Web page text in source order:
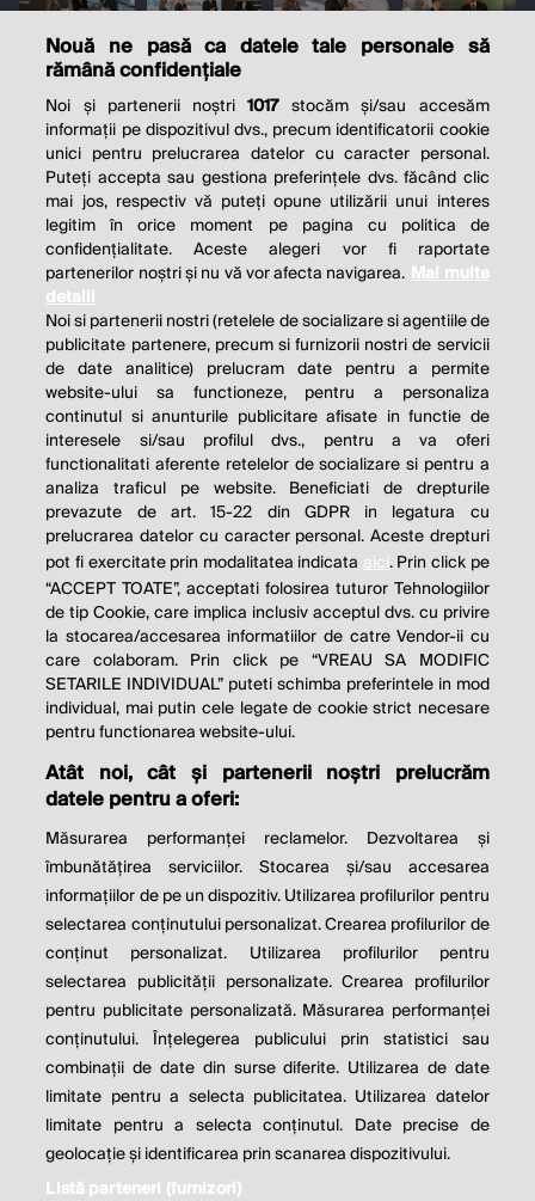
THE SOCIAL RESPONSIBILITY OF
BUSINESS IS TO INCREASE ITS
PROFITS.
Milton Friedman
© 2026 Profit.ro. Toate drepturile rezervate.
Dezvoltat de1616.ro
Contact Publicitate
Politica de cookie Politica de
confidențialitate
Setări cookies
este parte a
Nouă ne pasă ca datele tale personale să
rămână confidențiale
Noi și partenerii noștri1017 stocăm și/sau accesăm
informații pe dispozitivul dvs., precum identificatorii cookie
unici pentru prelucrarea datelor cu caracter personal.
Puteți accepta sau gestiona preferințele dvs. făcând clic
mai jos, respectiv vă puteți opune utilizării unui interes
legitim în orice moment pe pagina cu politica de
confidențialitate. Aceste alegeri vor fi raportate
partenerilor noștri și nu vă vor afecta navigarea. Mai multe
detalii
Noi si partenerii nostri (retelele de socializare si agentiile de
publicitate partenere, precum si furnizorii nostri de servicii
de date analitice) prelucram date pentru a permite
website-ului sa functioneze, pentru a personaliza
continutul si anunturile publicitare afisate in functie de
interesele si/sau profilul dvs., pentru a va oferi
functionalitati aferente retelelor de socializare si pentru a
analiza traficul pe website. Beneficiati de drepturile
prevazute de art. 15-22 din GDPR in legatura cu
prelucrarea datelor cu caracter personal. Aceste drepturi
pot fi exercitate prin modalitatea indicata aici. Prin click pe
“ACCEPT TOATE”, acceptati folosirea tuturor Tehnologiilor
de tip Cookie, care implica inclusiv acceptul dvs. cu privire
la stocarea/accesarea informatiilor de catre Vendor-ii cu
care colaboram. Prin click pe “VREAU SA MODIFIC
SETARILE INDIVIDUAL” puteti schimba preferintele in mod
individual, mai putin cele legate de cookie strict necesare
pentru functionarea website-ului.
Atât noi, cât și partenerii noștri prelucrăm
datele pentru a oferi:
Măsurarea performanței reclamelor. Dezvoltarea și
îmbunătățirea serviciilor. Stocarea și/sau accesarea
informațiilor de pe un dispozitiv. Utilizarea profilurilor pentru
selectarea conținutului personalizat. Crearea profilurilor de
conținut personalizat. Utilizarea profilurilor pentru
selectarea publicității personalizate. Crearea profilurilor
pentru publicitate personalizată. Măsurarea performanței
conținutului. Înțelegerea publicului prin statistici sau
combinații de date din surse diferite. Utilizarea de date
limitate pentru a selecta publicitatea. Utilizarea datelor
limitate pentru a selecta conținutul. Date precise de
geolocație și identificarea prin scanarea dispozitivului.
Listă parteneri (furnizori)